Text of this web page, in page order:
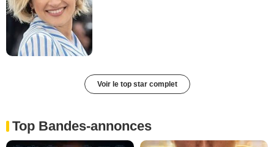
Voir le top star complet
Top Bandes-annonces